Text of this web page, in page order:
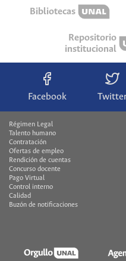
Bibliotecas
Repositorio
institucional
Facebook
Régimen Legal
Talento humano
Contratación
Ofertas de empleo
Rendición de cuentas
Concurso docente
Pago Virtual
Control interno
Calidad
Buzón de notificaciones